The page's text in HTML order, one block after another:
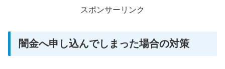
スポンサーリンク
闇金へ申し込んでしまった場合の対策